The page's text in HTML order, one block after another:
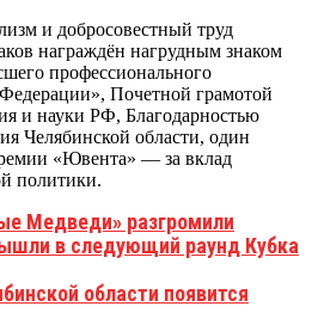
и добросовестный труд
награждён нагрудным знаком
профессионального
Почетной грамотой
и науки РФ, Благодарностью
Челябинской области, один
«Ювента» — за вклад
политики.
Медведи» разгромили
в следующий раунд Кубка
области появится